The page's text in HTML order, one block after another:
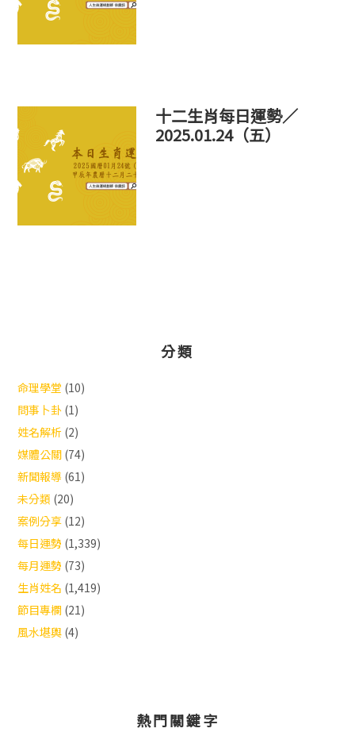
十二生肖每日運勢／
2025.01.24（五）
分類
命理學堂 (10)
問事卜卦 (1)
姓名解析 (2)
媒體公關 (74)
新聞報導 (61)
未分類 (20)
案例分享 (12)
每日運勢 (1,339)
每月運勢 (73)
生肖姓名 (1,419)
節目專欄 (21)
風水堪輿 (4)
熱門關鍵字